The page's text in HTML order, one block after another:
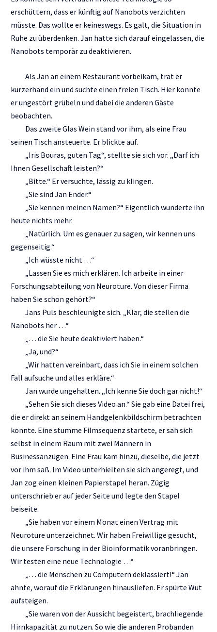
erschüttern, dass er künftig auf Nanobots verzichten
müsste. Das wollte er keineswegs. Es galt, die Situation in
Ruhe zu überdenken. Jan hatte sich darauf eingelassen, die
Nanobots temporär zu deaktivieren.
Als Jan an einem Restaurant vorbeikam, trat er
kurzerhand ein und suchte einen freien Tisch. Hier konnte
er ungestört grübeln und dabei die anderen Gäste
beobachten.
Das zweite Glas Wein stand vor ihm, als eine Frau
seinen Tisch ansteuerte. Er blickte auf.
„Iris Bouras, guten Tag“, stellte sie sich vor. „Darf ich
Ihnen Gesellschaft leisten?“
„Bitte.“ Er versuchte, lässig zu klingen.
„Sie sind Jan Ender.“
„Sie kennen meinen Namen?“ Eigentlich wunderte ihn
heute nichts mehr.
„Natürlich. Um es genauer zu sagen, wir kennen uns
gegenseitig.“
„Ich wüsste nicht …“
„Lassen Sie es mich erklären. Ich arbeite in einer
Forschungsabteilung von Neuroture. Von dieser Firma
haben Sie schon gehört?“
Jans Puls beschleunigte sich. „Klar, die stellen die
Nanobots her …“
„… die Sie heute deaktiviert haben.“
„Ja, und?“
„Wir hatten vereinbart, dass ich Sie in einem solchen
Fall aufsuche und alles erkläre.“
Jan wurde ungehalten. „Ich kenne Sie doch gar nicht!“
„Sehen Sie sich dieses Video an.“ Sie gab eine Datei frei,
die er direkt an seinem Handgelenkbildschirm betrachten
konnte. Eine stumme Filmsequenz startete, er sah sich
selbst in einem Raum mit zwei Männern in
Businessanzügen. Eine Frau kam hinzu, dieselbe, die jetzt
vor ihm saß. Im Video unterhielten sie sich angeregt, und
Jan zog einen kleinen Papierstapel heran. Zügig
unterschrieb er auf jeder Seite und legte den Stapel
beiseite.
„Sie haben vor einem Monat einen Vertrag mit
Neuroture unterzeichnet. Wir haben Freiwillige gesucht,
die unsere Forschung in der Bioinformatik voranbringen.
Wir testen eine neue Technologie …“
„… die Menschen zu Computern deklassiert!“ Jan
ahnte, worauf die Erklärungen hinausliefen. Er spürte Wut
aufsteigen.
„Sie waren von der Aussicht begeistert, brachliegende
Hirnkapazität zu nutzen. So wie die anderen Probanden